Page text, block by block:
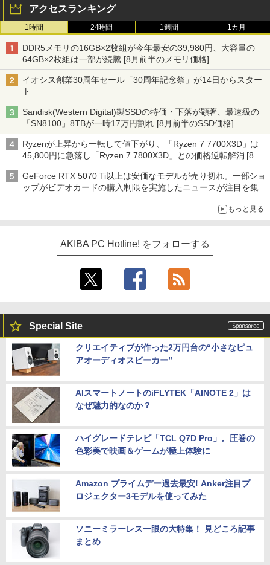
アクセスランキング
1時間 24時間 1週間 1カ月
DDR5メモリの16GB×2枚組が今年最安の39,980円、大容量の
64GB×2枚組は一部が続騰 [8月前半のメモリ価格]
イオシス創業30周年セール「30周年記念祭」が14日からスター
ト
Sandisk(Western Digital)製SSDの特価・下落が顕著、最速級の
「SN8100」8TBが一時17万円割れ [8月前半のSSD価格]
Ryzenが上昇から一転して値下がり、「Ryzen 7 7700X3D」は
45,800円に急落し「Ryzen 7 7800X3D」との価格逆転解消 [8月
前半のCPU価格]
GeForce RTX 5070 Ti以上は安価なモデルが売り切れ。一部ショ
ップがビデオカードの購入制限を実施したニュースが注目を集め
もっと見る
AKIBA PC Hotline! をフォローする
Special Site
クリエイティブが作った2万円台の“小さなピュ
アオーディオスピーカー”
AIスマートノートのiFLYTEK「AINOTE 2」は
なぜ魅力的なのか？
ハイグレードテレビ「TCL Q7D Pro」。圧巻の
色彩美で映画＆ゲームが極上体験に
Amazon プライムデー過去最安! Anker注目プ
ロジェクター3モデルを使ってみた
ソニーミラーレス一眼の大特集！ 見どころ記事
まとめ